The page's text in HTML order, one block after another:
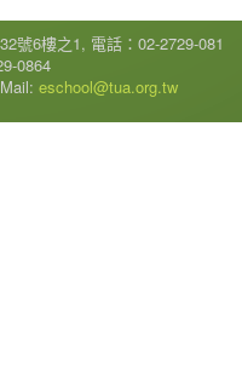
號6樓之1, 電話：02-2729-081
0864
eschool@tua.org.tw